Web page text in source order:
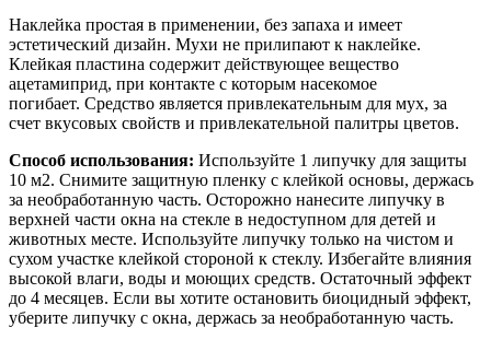
Наклейка простая в применении, без запаха и имеет
эстетический дизайн. Мухи не прилипают к наклейке.
Клейкая пластина содержит действующее вещество
ацетамиприд, при контакте с которым насекомое
погибает. Средство является привлекательным для мух, за
счет вкусовых свойств и привлекательной палитры цветов.
Способ использования: Используйте 1 липучку для защиты
10 м2. Снимите защитную пленку с клейкой основы, держась
за необработанную часть. Осторожно нанесите липучку в
верхней части окна на стекле в недоступном для детей и
животных месте. Используйте липучку только на чистом и
сухом участке клейкой стороной к стеклу. Избегайте влияния
высокой влаги, воды и моющих средств. Остаточный эффект
до 4 месяцев. Если вы хотите остановить биоцидный эффект,
уберите липучку с окна, держась за необработанную часть.